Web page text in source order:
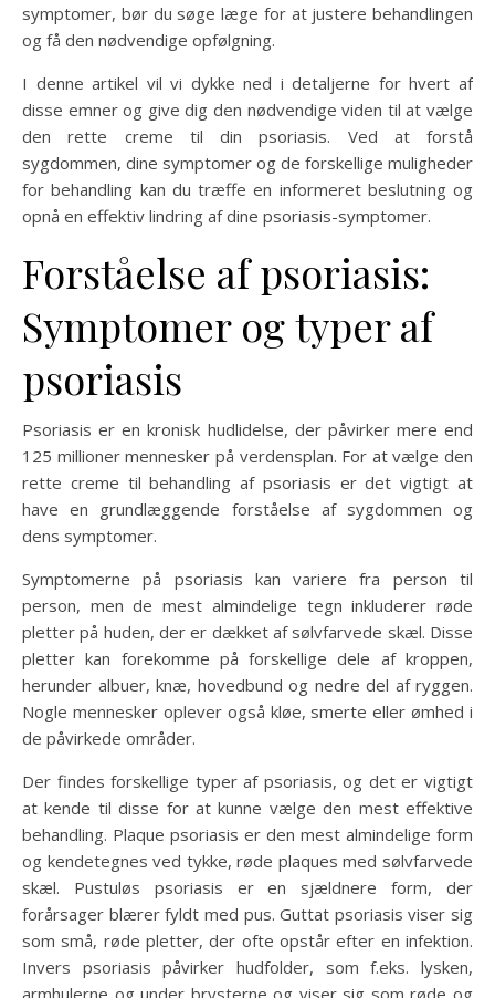
symptomer, bør du søge læge for at justere behandlingen
og få den nødvendige opfølgning.
I denne artikel vil vi dykke ned i detaljerne for hvert af
disse emner og give dig den nødvendige viden til at vælge
den rette creme til din psoriasis. Ved at forstå
sygdommen, dine symptomer og de forskellige muligheder
for behandling kan du træffe en informeret beslutning og
opnå en effektiv lindring af dine psoriasis-symptomer.
Forståelse af psoriasis:
Symptomer og typer af
psoriasis
Psoriasis er en kronisk hudlidelse, der påvirker mere end
125 millioner mennesker på verdensplan. For at vælge den
rette creme til behandling af psoriasis er det vigtigt at
have en grundlæggende forståelse af sygdommen og
dens symptomer.
Symptomerne på psoriasis kan variere fra person til
person, men de mest almindelige tegn inkluderer røde
pletter på huden, der er dækket af sølvfarvede skæl. Disse
pletter kan forekomme på forskellige dele af kroppen,
herunder albuer, knæ, hovedbund og nedre del af ryggen.
Nogle mennesker oplever også kløe, smerte eller ømhed i
de påvirkede områder.
Der findes forskellige typer af psoriasis, og det er vigtigt
at kende til disse for at kunne vælge den mest effektive
behandling. Plaque psoriasis er den mest almindelige form
og kendetegnes ved tykke, røde plaques med sølvfarvede
skæl. Pustuløs psoriasis er en sjældnere form, der
forårsager blærer fyldt med pus. Guttat psoriasis viser sig
som små, røde pletter, der ofte opstår efter en infektion.
Invers psoriasis påvirker hudfolder, som f.eks. lysken,